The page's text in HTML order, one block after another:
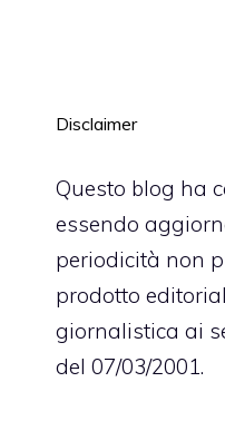
Disclaimer
Questo blog ha
essendo
periodicità non
prodotto
giornalistica ai
del 07/03/2001.